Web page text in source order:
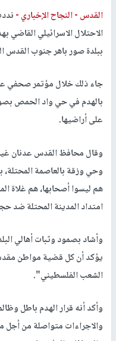
القدس -النجاح الإخباري -
ببلدة صور باهر جنوب القدس
جاء ذلك خلال مؤتمر صحفي
بالهدم في حي واد الحمص
على أراضيها.
وقال محافظ القدس عدنان
وحي وزقة بالعاصمة
هم ليسوا أصحابها، هم غلاة
امتداد المدينة المحتلة ضد
وأشاد بصمود وثبات أهالي
يؤكد أن كل قضية مواطن
الشعب الفلسطيني".
وأكد أنه قرار الهدم باطل
والاجراءات متواصلة من أجل